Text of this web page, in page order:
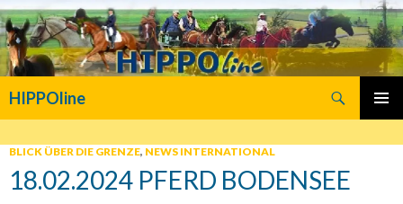
HIPPOline
INHALT
BLICK ÜBER DIE GRENZE, NEWS INTERNATIONAL
18.02.2024 PFERD BODENSEE